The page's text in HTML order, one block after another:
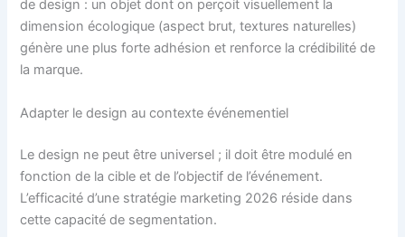
de design : un objet dont on perçoit visuellement la
dimension écologique (aspect brut, textures naturelles)
génère une plus forte adhésion et renforce la crédibilité de
la marque.
Adapter le design au contexte événementiel
Le design ne peut être universel ; il doit être modulé en
fonction de la cible et de l’objectif de l’événement.
L’efficacité d’une stratégie marketing 2026 réside dans
cette capacité de segmentation.